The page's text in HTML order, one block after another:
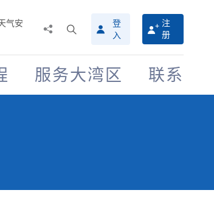
气安
搜
寻
介
面
登
入
注
册
服务大湾区 联系